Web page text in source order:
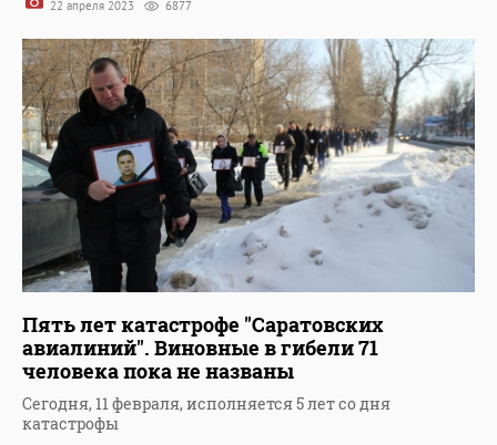
22 апреля 2023 6877
Пять лет катастрофе "Саратовских
авиалиний". Виновные в гибели 71
человека пока не названы
Сегодня, 11 февраля, исполняется 5 лет со дня
катастрофы